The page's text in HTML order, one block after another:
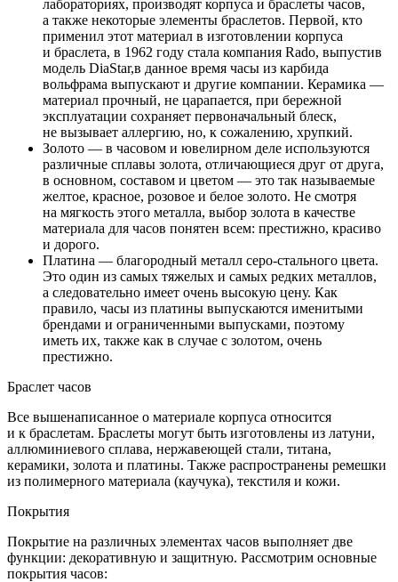
лабораториях, производят корпуса и браслеты часов,
а также некоторые элементы браслетов. Первой, кто
применил этот материал в изготовлении корпуса
и браслета, в 1962 году стала компания Rado, выпустив
модель DiaStar,в данное время часы из карбида
вольфрама выпускают и другие компании. Керамика —
материал прочный, не царапается, при бережной
эксплуатации сохраняет первоначальный блеск,
не вызывает аллергию, но, к сожалению, хрупкий.
Золото — в часовом и ювелирном деле используются
различные сплавы золота, отличающиеся друг от друга,
в основном, составом и цветом — это так называемые
желтое, красное, розовое и белое золото. Не смотря
на мягкость этого металла, выбор золота в качестве
материала для часов понятен всем: престижно, красиво
и дорого.
Платина — благородный металл серо-стального цвета.
Это один из самых тяжелых и самых редких металлов,
а следовательно имеет очень высокую цену. Как
правило, часы из платины выпускаются именитыми
брендами и ограниченными выпусками, поэтому
иметь их, также как в случае с золотом, очень
престижно.
Браслет часов
Все вышенаписанное о материале корпуса относится
и к браслетам. Браслеты могут быть изготовлены из латуни,
аллюминиевого сплава, нержавеющей стали, титана,
керамики, золота и платины. Также распространены ремешки
из полимерного материала (каучука), текстиля и кожи.
Покрытия
Покрытие на различных элементах часов выполняет две
функции: декоративную и защитную. Рассмотрим основные
покрытия часов: